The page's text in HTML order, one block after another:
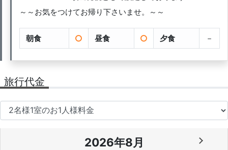
～～お気をつけてお帰り下さいませ。～～
朝食 昼食 夕食 －
旅行代金
2026年8月